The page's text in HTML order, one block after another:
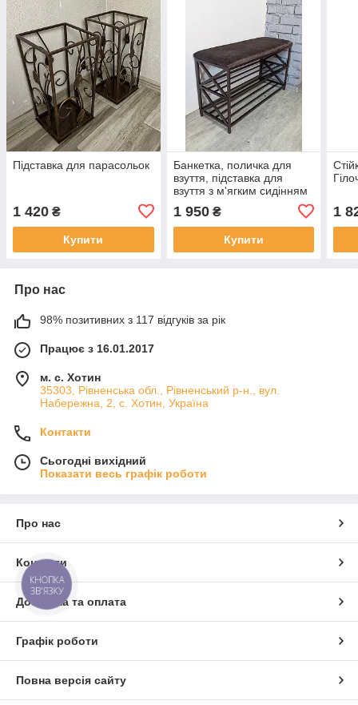
Підставка для парасольок
1 420 ₴
Купити
Банкетка, поличка для
взуття, підставка для
взуття з м'ягким сидінням
1 950₴
Купити
1
Про нас
98% позитивних з 117 відгуків за рік
Працює з 16.01.2017
м. с. Хотин
35303, Рівненська обл., Рівненський р-н., вул.
Набережна, 2, с. Хотин, Україна
Контакти
Сьогодні вихідний
Показати весь графік роботи
Про нас
Контакти
Доставка та оплата
Графік роботи
Повна версія сайту
КНОПКА
ЗВ'ЯЗКУ